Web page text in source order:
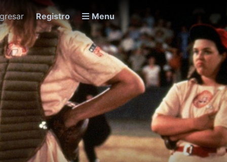
Registro Menu